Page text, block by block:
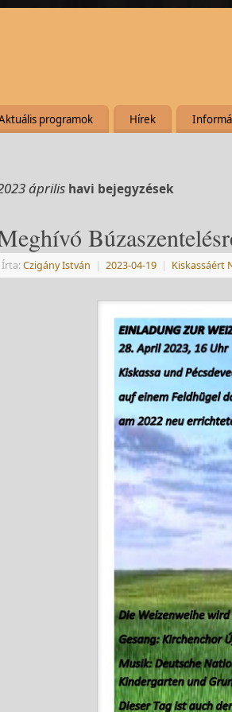
programok Hírek
április havi bejegyzések
Írta:Czigány István | 2023-04-19 | Kiskassáért